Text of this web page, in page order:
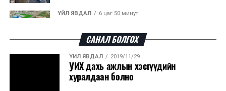
ҮЙЛ ЯВДАЛ 6 цаг 50 минут
худалдааны төвүүдийн авто зогсо...
ҮЙЛ ЯВДАЛ 6 цаг 54 минут
КОП17-д ажиллах онцгой байдлын
бүрэлдэхүүн хамтарсан дадлага сургуул...
САНАЛ БОЛГОХ
ҮЙЛ ЯВДАЛ 2019/11/29
УИХ дахь ажлын хэсгүүдийн
хуралдаан болно